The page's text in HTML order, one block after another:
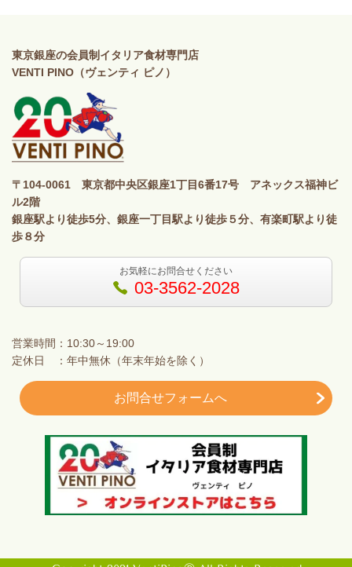
東京銀座の会員制イタリア食材専門店
VENTI PINO（ヴェンティ ピノ）
〒104-0061 東京都中央区銀座1丁目6番17号 アネックス福神ビ
ル2階
銀座駅より徒歩5分、銀座一丁目駅より徒歩５分、有楽町駅より徒
歩８分
お気軽にお問合せください
03-3562-2028
営業時間：10:30～19:00
定休日 ：年中無休（年末年始を除く）
お問合せフォームへ